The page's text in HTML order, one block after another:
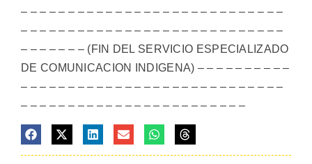
– – – – – – – – – – – – – – – – – – – – – – – – – – – –
– – – – – – – – – – – – – – – – – – – – – – – – – – – –
– – – – – – – (FIN DEL SERVICIO ESPECIALIZADO
DE COMUNICACION INDIGENA) – – – – – – – – – –
– – – – – – – – – – – – – – – – – – – – – – – – – – – –
– – – – – – – – – – – – – – – – – – – – – – – –